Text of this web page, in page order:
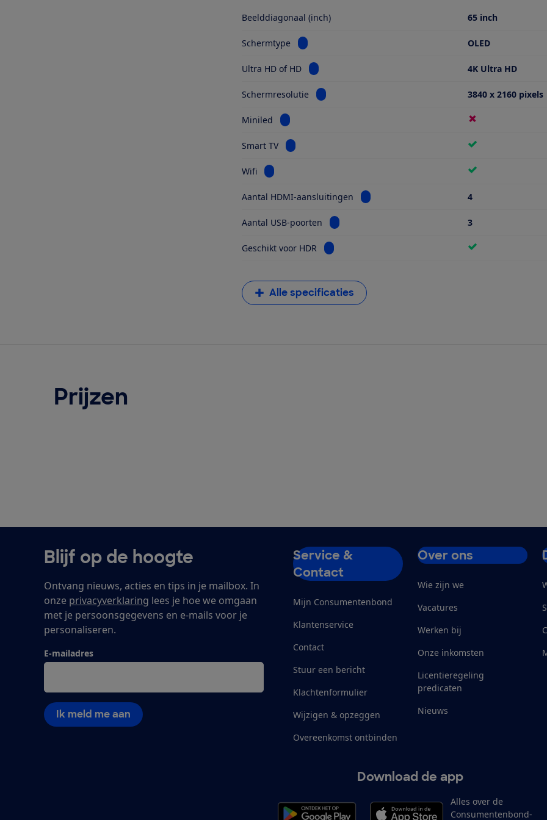
Beelddiagonaal (inch) 65 inch
Schermtype Bekijk informatie voor Schermtype OLED
Ultra HD of HD Bekijk informatie voor Ultra HD of HD 4K Ultra HD
Schermresolutie Bekijk informatie voor Schermresolutie3840 x 2160 pixels
Miniled Bekijk informatie voor Miniled
Smart TV Bekijk informatie voor Smart TV
Wifi Bekijk informatie voor Wifi
Aantal HDMI-aansluitingen Bekijk informatie voor Aantal HDMI-
4
Aantal USB-poorten Bekijk informatie voor Aantal USB-poorten
3
Geschikt voor HDR Bekijk informatie voor Geschikt voor HDR
Alle specificaties
Prijzen
Blijf op de hoogte
Ontvang nieuws, acties en tips in je mailbox. In
onze privacyverklaring lees je hoe we omgaan
met je persoonsgegevens en e-mails voor je
personaliseren.
E-mailadres
Ik meld me aan
Service &
Contact
Mijn Consumentenbond
Klantenservice
Contact
Stuur een bericht
Klachtenformulier
Wijzigen & opzeggen
Overeenkomst ontbinden
Over ons
Wie zijn we
Vacatures
Werken bij
Onze inkomsten
Licentieregeling
predicaten
Nieuws
Download de app
Alles over de
Consumentenbond-